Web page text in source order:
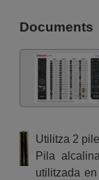
Documents
Utilitza 2
Pila
utilitzada